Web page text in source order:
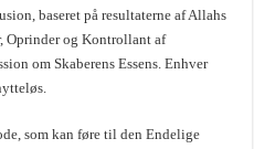
baseret på resultaterne af Allahs
Oprinder og Kontrollant af
om Skaberens Essens. Enhver
som kan føre til den Endelige